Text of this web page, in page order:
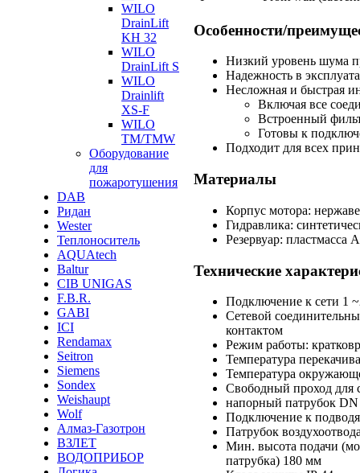
WILO
DrainLift
KH 32
WILO
DrainLift S
WILO
Drainlift
XS-F
WILO
TM/TMW
Оборудование
для
пожаротушения
DAB
Ридан
Wester
Теплоноситель
AQUAtech
Baltur
CIB UNIGAS
F.B.R.
GABI
ICI
Rendamax
Seitron
Siemens
Sondex
Weishaupt
Wolf
Алмаз-Газотрон
ВЗЛЕТ
ВОДОПРИБОР
Особенности/
Низкий уровень шума
Надежность в
Несложная и быстрая
Включая все
Встроенный
Готовы к
Подходит для всех
Материалы
Корпус мотора:
Гидравлика:
Резервуар: пластмасса
Технические
Подключение к сети 1
Сетевой
контактом
Режим работы:
Температура
Температура
Свободный проход для
напорный патрубок DN
Подключение к
Патрубок
Мин. высота подачи
патрубка) 180 мм